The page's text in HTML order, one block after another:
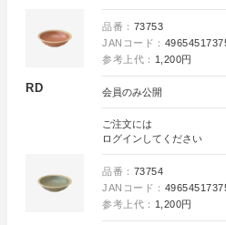
RD
品番： 73753
JANコード：
参考上代： 1,200円
会員のみ公開
ご注文には
ログイン してください
品番： 73754
JANコード：
参考上代： 1,200円